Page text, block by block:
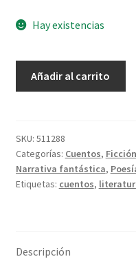
Hay existencias
-
Poe,
Edgar
Allan
Añadir al carrito
SKU: 511288
Categorías: Cuentos, Ficción
Narrativa fantástica,
Etiquetas: cuentos,
Descripción